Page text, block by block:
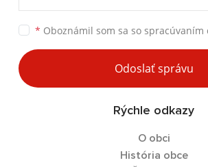
* Oboznámil som sa so spracúvaním
Odoslať správu
Rýchle odkazy
O obci
História obce